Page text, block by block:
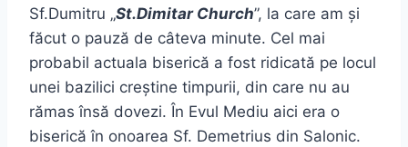
Sf.Dumitru „St.Dimitar Church”, la care am și
făcut o pauză de câteva minute. Cel mai
probabil actuala biserică a fost ridicată pe locul
unei bazilici creștine timpurii, din care nu au
rămas însă dovezi. În Evul Mediu aici era o
biserică în onoarea Sf. Demetrius din Salonic.